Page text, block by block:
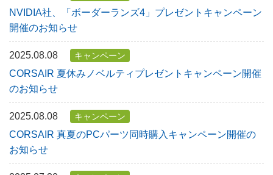
NVIDIA社、「ボーダーランズ4」プレゼントキャンペーン
開催のお知らせ
2025.08.08 キャンペーン
CORSAIR 夏休みノベルティプレゼントキャンペーン開催
のお知らせ
2025.08.08 キャンペーン
CORSAIR 真夏のPCパーツ同時購入キャンペーン開催の
お知らせ